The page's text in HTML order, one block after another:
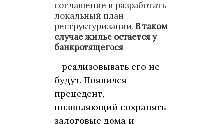
соглашение и разработать
локальный план
реструктуризации.В таком
случае жилье остается у
банкротящегося
– реализовывать его не
будут. Появился
прецедент,
позволяющий сохранять
залоговые дома и